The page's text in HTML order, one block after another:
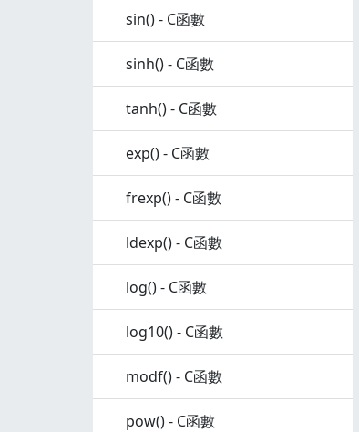
sin() - C函數
sinh() - C函數
tanh() - C函數
exp() - C函數
frexp() - C函數
ldexp() - C函數
log() - C函數
log10() - C函數
modf() - C函數
pow() - C函數